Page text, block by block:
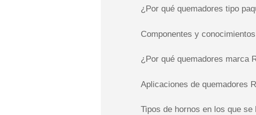
¿Por qué quemadores tipo
Componentes y
¿Por qué quemadores marca
Aplicaciones de quemadores
Tipos de hornos en los que